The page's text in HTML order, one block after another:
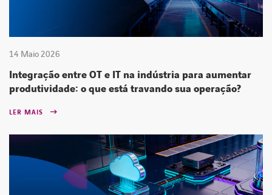
14 Maio 2026
Integração entre OT e IT na indústria para aumentar
produtividade: o que está travando sua operação?
LER MAIS